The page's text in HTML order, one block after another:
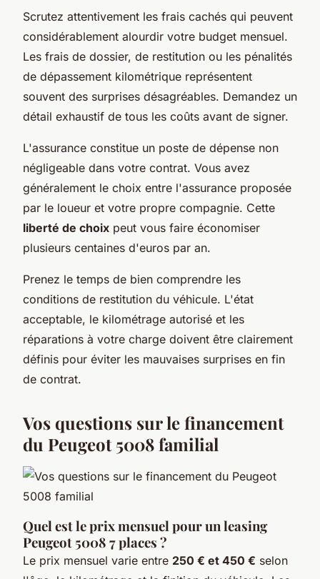
Scrutez attentivement les frais cachés qui peuvent
considérablement alourdir votre budget mensuel.
Les frais de dossier, de restitution ou les pénalités
de dépassement kilométrique représentent
souvent des surprises désagréables. Demandez un
détail exhaustif de tous les coûts avant de signer.
L'assurance constitue un poste de dépense non
négligeable dans votre contrat. Vous avez
généralement le choix entre l'assurance proposée
par le loueur et votre propre compagnie. Cette
liberté de choix peut vous faire économiser
plusieurs centaines d'euros par an.
Prenez le temps de bien comprendre les
conditions de restitution du véhicule. L'état
acceptable, le kilométrage autorisé et les
réparations à votre charge doivent être clairement
définis pour éviter les mauvaises surprises en fin
de contrat.
Vos questions sur le financement
du Peugeot 5008 familial
Quel est le prix mensuel pour un leasing
Peugeot 5008 7 places ?
Le prix mensuel varie entre 250 € et 450 € selon